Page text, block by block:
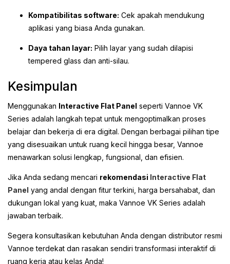
Kompatibilitas software: Cek apakah mendukung
aplikasi yang biasa Anda gunakan.
Daya tahan layar: Pilih layar yang sudah dilapisi
tempered glass dan anti-silau.
Kesimpulan
Menggunakan Interactive Flat Panel seperti Vannoe VK
Series adalah langkah tepat untuk mengoptimalkan proses
belajar dan bekerja di era digital. Dengan berbagai pilihan tipe
yang disesuaikan untuk ruang kecil hingga besar, Vannoe
menawarkan solusi lengkap, fungsional, dan efisien.
Jika Anda sedang mencari rekomendasi Interactive Flat
Panel yang andal dengan fitur terkini, harga bersahabat, dan
dukungan lokal yang kuat, maka Vannoe VK Series adalah
jawaban terbaik.
Segera konsultasikan kebutuhan Anda dengan distributor resmi
Vannoe terdekat dan rasakan sendiri transformasi interaktif di
ruang kerja atau kelas Anda!